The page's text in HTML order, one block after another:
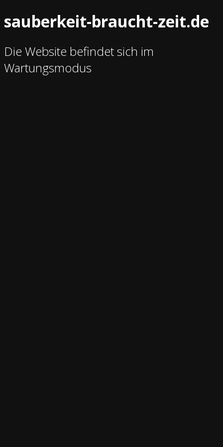
sauberkeit-braucht-zeit.de
Die Website befindet sich im
Wartungsmodus